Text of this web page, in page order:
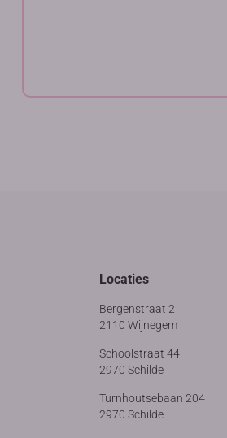
Locaties
Bergenstraat 2
2110 Wijnegem
Schoolstraat 44
2970 Schilde
Turnhoutsebaan 204
2970 Schilde